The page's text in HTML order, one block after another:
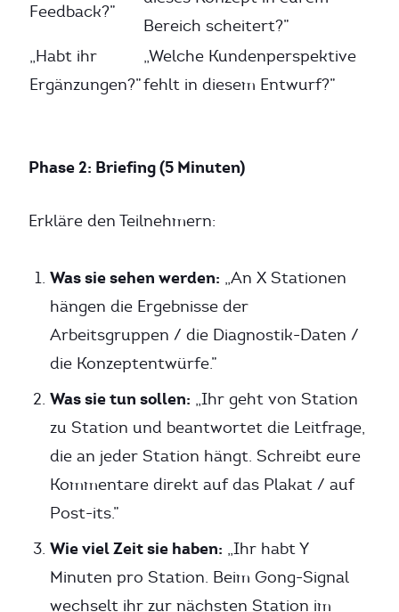
Feedback?”
Bereich scheitert?”
„Habt ihr
Ergänzungen?”
„Welche Kundenperspektive
fehlt in diesem Entwurf?”
Phase 2: Briefing (5 Minuten)
Erkläre den Teilnehmern:
Was sie sehen werden: „An X Stationen
hängen die Ergebnisse der
Arbeitsgruppen / die Diagnostik-Daten /
die Konzeptentwürfe.”
Was sie tun sollen: „Ihr geht von Station
zu Station und beantwortet die Leitfrage,
die an jeder Station hängt. Schreibt eure
Kommentare direkt auf das Plakat / auf
Post-its.”
Wie viel Zeit sie haben: „Ihr habt Y
Minuten pro Station. Beim Gong-Signal
wechselt ihr zur nächsten Station im